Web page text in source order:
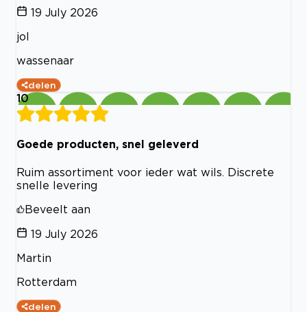
19 July 2026
jol
wassenaar
delen
10
Goede producten, snel geleverd
Ruim assortiment voor ieder wat wils. Discrete
snelle levering
Beveelt aan
19 July 2026
Martin
Rotterdam
delen